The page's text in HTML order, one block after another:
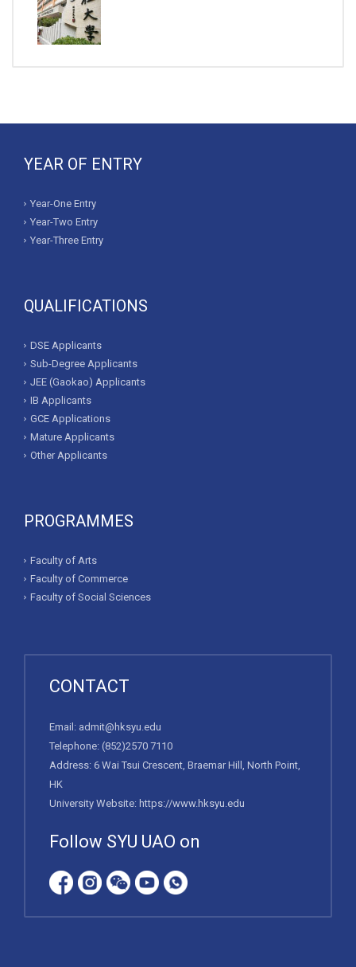
YEAR OF ENTRY
Year-One Entry
Year-Two Entry
Year-Three Entry
QUALIFICATIONS
DSE Applicants
Sub-Degree Applicants
JEE (Gaokao) Applicants
IB Applicants
GCE Applications
Mature Applicants
Other Applicants
PROGRAMMES
Faculty of Arts
Faculty of Commerce
Faculty of Social Sciences
CONTACT
Email: admit@hksyu.edu
Telephone: (852)2570 7110
Address: 6 Wai Tsui Crescent, Braemar Hill, North Point,
HK
University Website: https://www.hksyu.edu
Follow SYU UAO on